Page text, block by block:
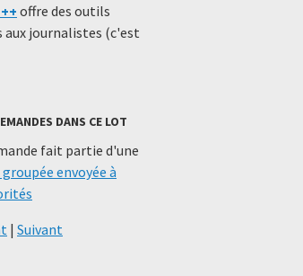
offre des outils
aux journalistes (c'est
DANS CE LOT
fait partie d'une
envoyée à
| Suivant